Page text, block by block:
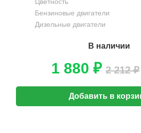
Бензиновые двигатели
Дизельные двигатели
В наличии
1 880 ₽ 2 212 ₽
Добавить в